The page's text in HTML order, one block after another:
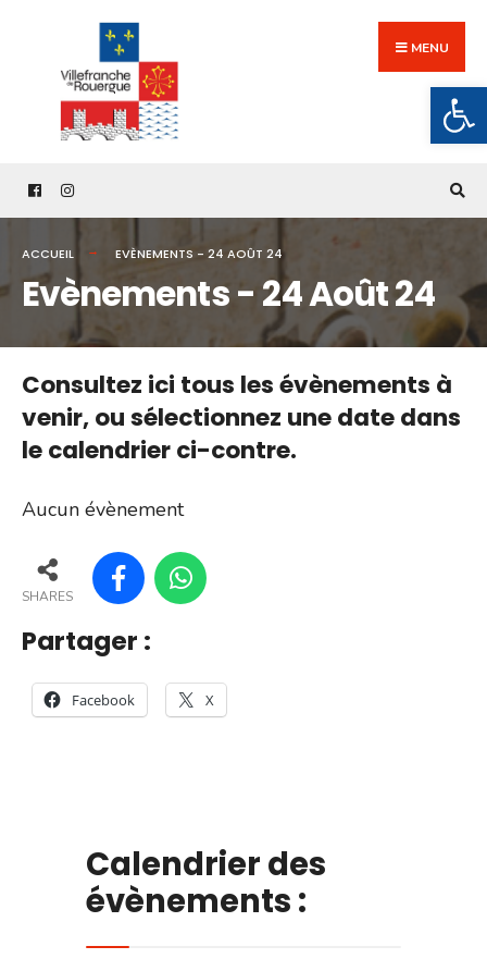
content
MENU
ACCUEIL EVÈNEMENTS - 24 AOÛT 24
Evènements - 24 Août 24
Consultez ici tous les évènements à
venir,ou sélectionnez une date dans
le calendrier ci-contre.
Aucun évènement
SHARES
Partager :
Facebook X
Calendrier des
évènements :